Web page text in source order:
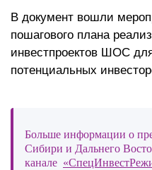
В документ вошли
пошагового плана
инвестпроектов ШОС
потенциальных
Больше информации о
Сибири и Дальнего
канале